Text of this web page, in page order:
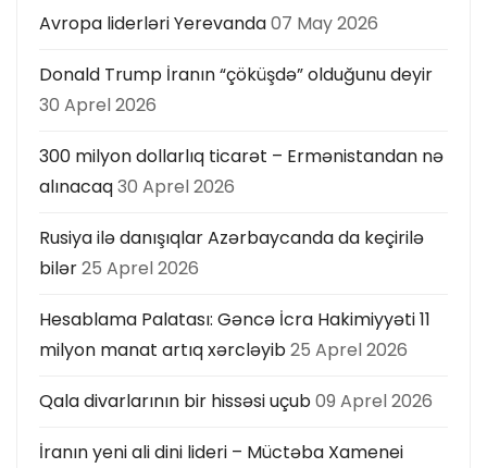
Avropa liderləri Yerevanda07 May 2026
Donald Trump İranın “çöküşdə” olduğunu deyir
30 Aprel 2026
300 milyon dollarlıq ticarət – Ermənistandan nə
alınacaq30 Aprel 2026
Rusiya ilə danışıqlar Azərbaycanda da keçirilə
bilər25 Aprel 2026
Hesablama Palatası: Gəncə İcra Hakimiyyəti 11
milyon manat artıq xərcləyib25 Aprel 2026
Qala divarlarının bir hissəsi uçub09 Aprel 2026
İranın yeni ali dini lideri – Müctəba Xamenei